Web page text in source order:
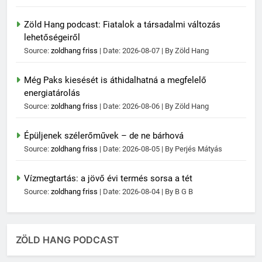
Zöld Hang podcast: Fiatalok a társadalmi változás
lehetőségeiről
Source: zoldhang friss Date: 2026-08-07 By Zöld Hang
Még Paks kiesését is áthidalhatná a megfelelő
energiatárolás
Source: zoldhang friss Date: 2026-08-06 By Zöld Hang
Épüljenek szélerőművek – de ne bárhová
Source: zoldhang friss Date: 2026-08-05 By Perjés Mátyás
Vízmegtartás: a jövő évi termés sorsa a tét
Source: zoldhang friss Date: 2026-08-04 By B G B
ZÖLD HANG PODCAST